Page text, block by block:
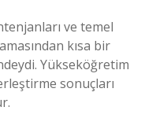
ve temel
kısa bir
Yükseköğretim
sonuçları